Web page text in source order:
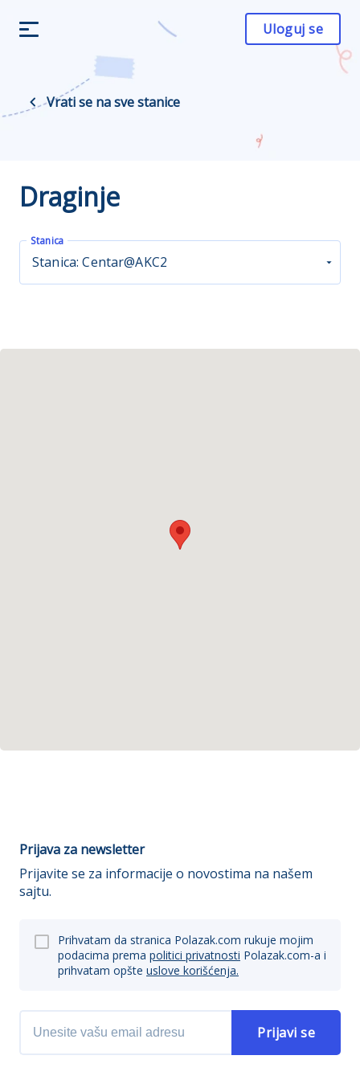
Uloguj se
Vrati se na sve stanice
Draginje
Stanica
Stanica: Centar@AKC2
Prijava za newsletter
Prijavite se za informacije o novostima na našem
sajtu.
Prihvatam da stranica Polazak.com rukuje mojim
podacima prema politici privatnosti Polazak.com-a i
prihvatam opšte uslove korišćenja.
Prijavi se